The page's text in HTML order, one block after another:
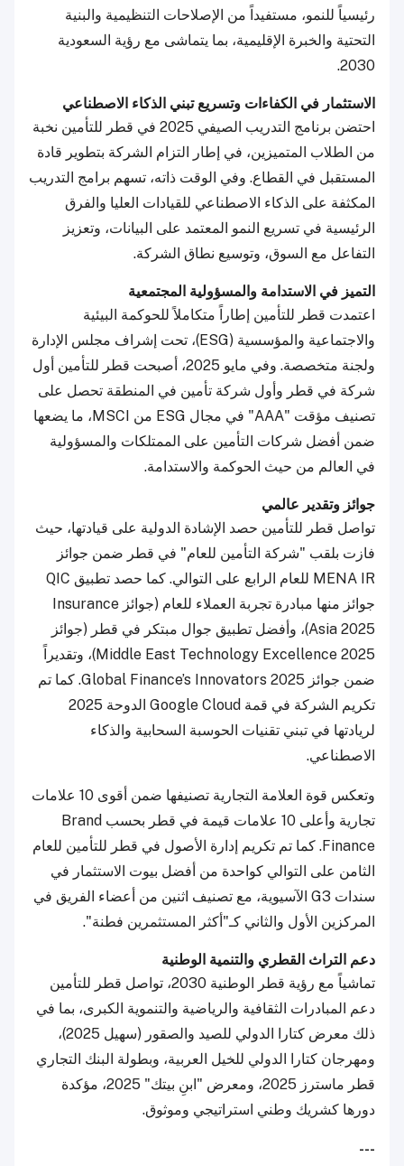
رئيسياً للنمو، مستفيداً من الإصلاحات التنظيمية والبنية
التحتية والخبرة الإقليمية، بما يتماشى مع رؤية السعودية
2030.
الاستثمار في الكفاءات وتسريع تبني الذكاء الاصطناعي
احتضن برنامج التدريب الصيفي 2025 في قطر للتأمين نخبة
من الطلاب المتميزين، في إطار التزام الشركة بتطوير قادة
المستقبل في القطاع. وفي الوقت ذاته، تسهم برامج التدريب
المكثفة على الذكاء الاصطناعي للقيادات العليا والفرق
الرئيسية في تسريع النمو المعتمد على البيانات، وتعزيز
التفاعل مع السوق، وتوسيع نطاق الشركة.
التميز في الاستدامة والمسؤولية المجتمعية
اعتمدت قطر للتأمين إطاراً متكاملاً للحوكمة البيئية
والاجتماعية والمؤسسية (ESG)، تحت إشراف مجلس الإدارة
ولجنة متخصصة. وفي مايو 2025، أصبحت قطر للتأمين أول
شركة في قطر وأول شركة تأمين في المنطقة تحصل على
تصنيف مؤقت "AAA" في مجال ESG من MSCI، ما يضعها
ضمن أفضل شركات التأمين على الممتلكات والمسؤولية
في العالم من حيث الحوكمة والاستدامة.
جوائز وتقدير عالمي
تواصل قطر للتأمين حصد الإشادة الدولية على قيادتها، حيث
فازت بلقب "شركة التأمين للعام" في قطر ضمن جوائز
MENA IR للعام الرابع على التوالي. كما حصد تطبيق QIC
جوائز منها مبادرة تجربة العملاء للعام (جوائز Insurance
Asia 2025)، وأفضل تطبيق جوال مبتكر في قطر (جوائز
Middle East Technology Excellence 2025)، وتقديراً
ضمن جوائز Global Finance’s Innovators 2025. كما تم
تكريم الشركة في قمة Google Cloud الدوحة 2025
لريادتها في تبني تقنيات الحوسبة السحابية والذكاء
الاصطناعي.
وتعكس قوة العلامة التجارية تصنيفها ضمن أقوى 10 علامات
تجارية وأعلى 10 علامات قيمة في قطر بحسب Brand
Finance. كما تم تكريم إدارة الأصول في قطر للتأمين للعام
الثامن على التوالي كواحدة من أفضل بيوت الاستثمار في
سندات G3 الآسيوية، مع تصنيف اثنين من أعضاء الفريق في
المركزين الأول والثاني كـ"أكثر المستثمرين فطنة".
دعم التراث القطري والتنمية الوطنية
تماشياً مع رؤية قطر الوطنية 2030، تواصل قطر للتأمين
دعم المبادرات الثقافية والرياضية والتنموية الكبرى، بما في
ذلك معرض كتارا الدولي للصيد والصقور (سهيل 2025)،
ومهرجان كتارا الدولي للخيل العربية، وبطولة البنك التجاري
قطر ماسترز 2025، ومعرض "ابنِ بيتك" 2025، مؤكدة
دورها كشريك وطني استراتيجي وموثوق.
---